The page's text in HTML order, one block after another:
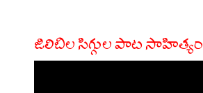
జిలిబిల సిగ్గుల పాట సాహిత్యం